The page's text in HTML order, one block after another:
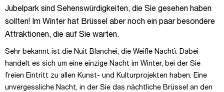
Jubelpark sind Sehenswürdigkeiten, die Sie gesehen haben
sollten! Im Winter hat Brüssel aber noch ein paar besondere
Attraktionen, die auf Sie warten.
Sehr bekannt ist die Nuit Blancheì, die Weiﬂe Nachtì. Dabei
handelt es sich um eine einzige Nacht im Winter, bei der Sie
freien Eintritt zu allen Kunst- und Kulturprojekten haben. Eine
unvergessliche Nacht, in der Sie das nächtliche Brüssel an den